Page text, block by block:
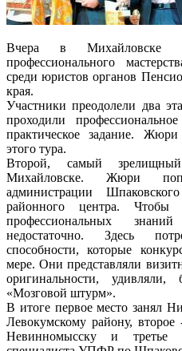
Вчера в Михайловске
профессионального
среди юристов органов
края.
Участники преодолели два
проходили
практическое задание. Жюри
этого тура.
Второй, самый
Михайловске. Жюри
администрации
районного центра. Чтобы
профессиональных
недостаточно. Здесь
способности, которые
мере. Они представляли
оригинальности,
«Мозговой штурм».
В итоге первое место занял
Левокумскому району,
Невинномысску и